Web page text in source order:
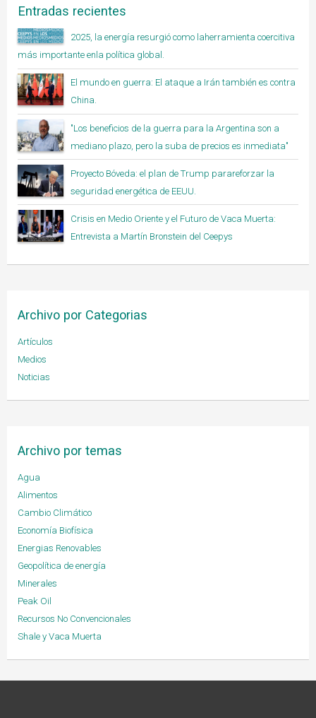
Entradas recientes
2025, la energía resurgió como laherramienta coercitiva
más importante enla política global.
El mundo en guerra: El ataque a Irán también es contra
China.
"Los beneficios de la guerra para la Argentina son a
mediano plazo, pero la suba de precios es inmediata"
Proyecto Bóveda: el plan de Trump parareforzar la
seguridad energética de EEUU.
Crisis en Medio Oriente y el Futuro de Vaca Muerta:
Entrevista a Martín Bronstein del Ceepys
Archivo por Categorias
Artículos
Medios
Noticias
Archivo por temas
Agua
Alimentos
Cambio Climático
Economía Biofísica
Energias Renovables
Geopolítica de energía
Minerales
Peak Oil
Recursos No Convencionales
Shale y Vaca Muerta